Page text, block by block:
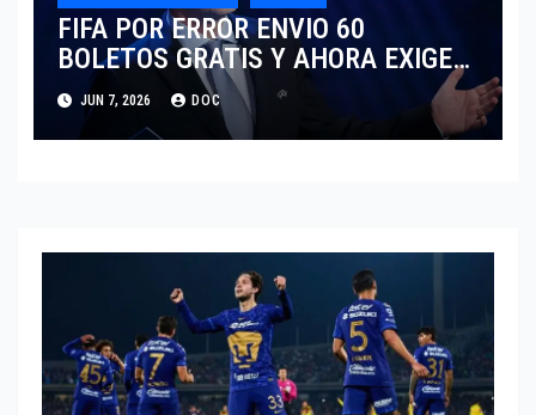
FIFA POR ERROR ENVIO 60
BOLETOS GRATIS Y AHORA EXIGE
COBRO.
JUN 7, 2026 DOC